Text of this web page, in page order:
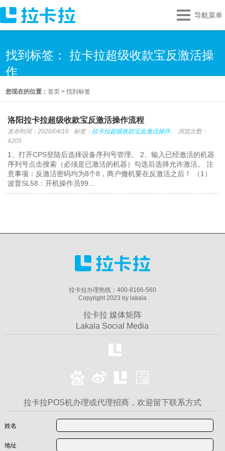
导航菜单
找到标签： 拉卡拉超级收款宝反激活操
作
您现在的位置：首页 >找到标签
洛阳拉卡拉超级收款宝反激活操作流程
发布时间：2020/04/16 标签： 拉卡拉超级收款宝反激活操作
浏览次数：
4205
1、打开CPS登陆后选择设备序列号管理。 2、输入已经激活的机器
序列号点击搜索（必须是已激活的机器）勾选后选择允许激活。 注
意事项：反激活密码均为8个8，商户撤机要在反激活之后！ （1）
波普SL58：开机操作员99...
拉卡拉办理热线：400-8166-560
Copyright 2023 by lakala
拉卡拉 媒体矩阵
Lakala Social Media
拉卡拉POS机办理或代理招商，欢迎留下联系方式
姓名
地址